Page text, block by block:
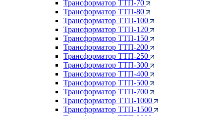
Трансформатор ТТП-70
Трансформатор ТТП-80
Трансформатор ТТП-100
Трансформатор ТТП-120
Трансформатор ТТП-150
Трансформатор ТТП-200
Трансформатор ТТП-250
Трансформатор ТТП-300
Трансформатор ТТП-400
Трансформатор ТТП-500
Трансформатор ТТП-700
Трансформатор ТТП-1000
Трансформатор ТТП-1500